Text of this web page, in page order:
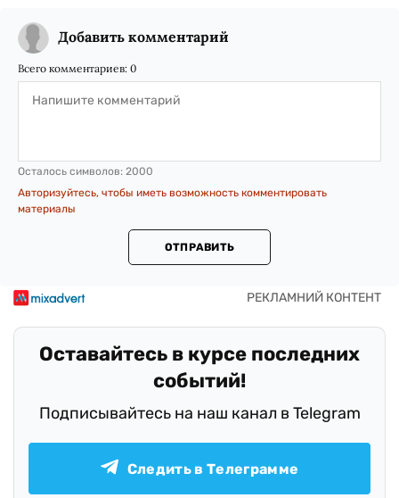
Добавить комментарий
Всего комментариев: 0
Осталось символов: 2000
Авторизуйтесь, чтобы иметь возможность комментировать
материалы
ОТПРАВИТЬ
Оставайтесь в курсе последних
событий!
Подписывайтесь на наш канал в Telegram
Следить в Телеграмме